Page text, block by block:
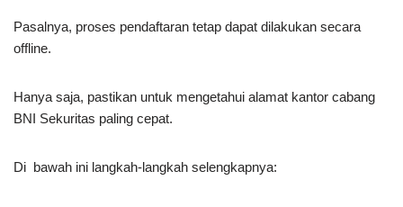
Pasalnya, proses pendaftaran tetap dapat dilakukan secara
offline.
Hanya saja, pastikan untuk mengetahui alamat kantor cabang
BNI Sekuritas paling cepat.
Di bawah ini langkah-langkah selengkapnya: